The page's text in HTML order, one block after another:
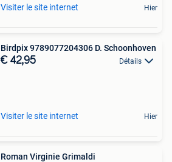
Visiter le site internet Hier
Birdpix 9789077204306 D. Schoonhoven
€ 42,95 Détails
Visiter le site internet Hier
Roman Virginie Grimaldi